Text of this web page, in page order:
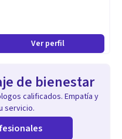
Ver perfil
de bienestar
calificados. Empatía y
servicio.